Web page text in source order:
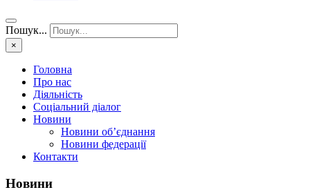
Пошук...
×
Головна
Про нас
Діяльність
Соціальний діалог
Новини
Новини об’єднання
Новини федерації
Контакти
Новини